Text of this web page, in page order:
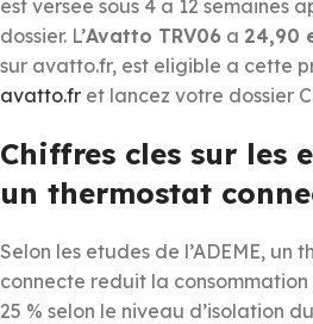
est versee sous 4 a 12 semaines
dossier. L’Avatto TRV06 a 24,90
sur avatto.fr, est eligible a cette
avatto.fr et lancez votre dossier
Chiffres cles sur les
un thermostat
Selon les etudes de l’ADEME,
connecte reduit la
25 % selon le niveau d’isolation